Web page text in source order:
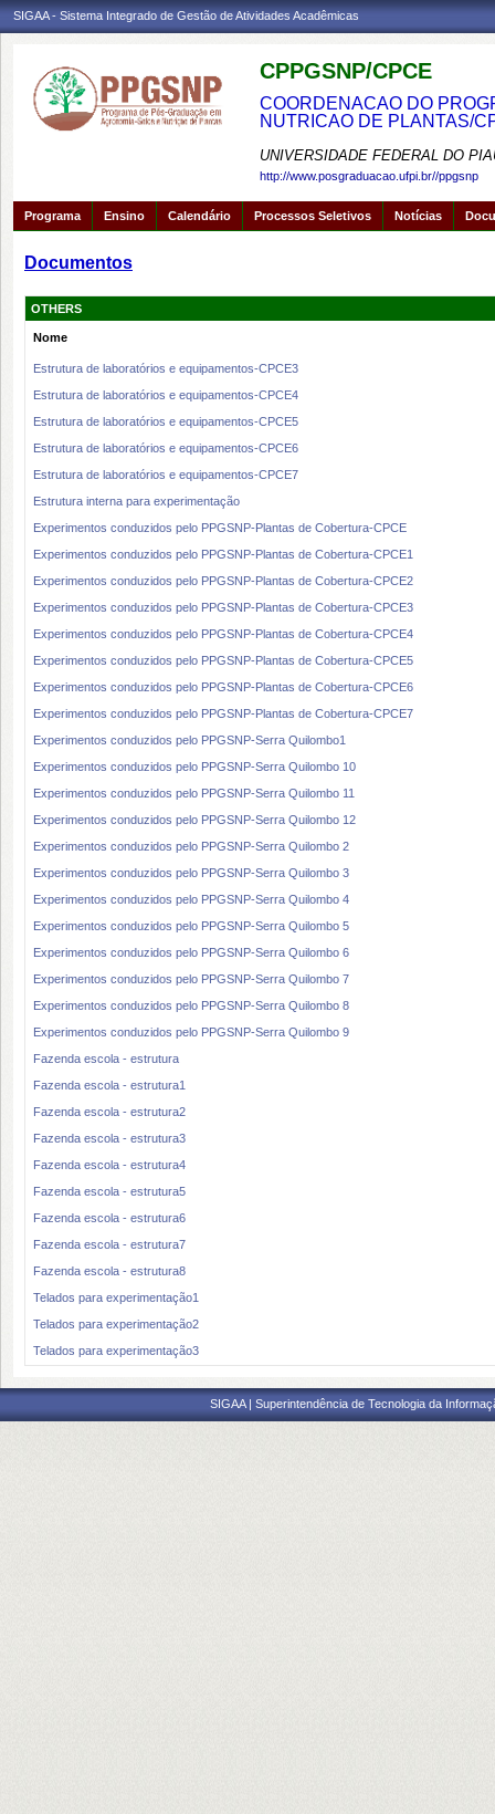
SIGAA - Sistema Integrado de Gestão de Atividades Acadêmicas
CPPGSNP/CPCE
COORDENACAO DO
NUTRICAO DE PLANTAS/
UNIVERSIDADE FEDERAL DO
http://www.posgraduacao.ufpi.br//ppgsnp
Programa Ensino Calendário Processos Seletivos Notícias
Documentos
OTHERS
Nome
Estrutura de laboratórios e equipamentos-CPCE3
Estrutura de laboratórios e equipamentos-CPCE4
Estrutura de laboratórios e equipamentos-CPCE5
Estrutura de laboratórios e equipamentos-CPCE6
Estrutura de laboratórios e equipamentos-CPCE7
Estrutura interna para experimentação
Experimentos conduzidos pelo PPGSNP-Plantas de Cobertura-CPCE
Experimentos conduzidos pelo PPGSNP-Plantas de Cobertura-CPCE1
Experimentos conduzidos pelo PPGSNP-Plantas de Cobertura-CPCE2
Experimentos conduzidos pelo PPGSNP-Plantas de Cobertura-CPCE3
Experimentos conduzidos pelo PPGSNP-Plantas de Cobertura-CPCE4
Experimentos conduzidos pelo PPGSNP-Plantas de Cobertura-CPCE5
Experimentos conduzidos pelo PPGSNP-Plantas de Cobertura-CPCE6
Experimentos conduzidos pelo PPGSNP-Plantas de Cobertura-CPCE7
Experimentos conduzidos pelo PPGSNP-Serra Quilombo1
Experimentos conduzidos pelo PPGSNP-Serra Quilombo 10
Experimentos conduzidos pelo PPGSNP-Serra Quilombo 11
Experimentos conduzidos pelo PPGSNP-Serra Quilombo 12
Experimentos conduzidos pelo PPGSNP-Serra Quilombo 2
Experimentos conduzidos pelo PPGSNP-Serra Quilombo 3
Experimentos conduzidos pelo PPGSNP-Serra Quilombo 4
Experimentos conduzidos pelo PPGSNP-Serra Quilombo 5
Experimentos conduzidos pelo PPGSNP-Serra Quilombo 6
Experimentos conduzidos pelo PPGSNP-Serra Quilombo 7
Experimentos conduzidos pelo PPGSNP-Serra Quilombo 8
Experimentos conduzidos pelo PPGSNP-Serra Quilombo 9
Fazenda escola - estrutura
Fazenda escola - estrutura1
Fazenda escola - estrutura2
Fazenda escola - estrutura3
Fazenda escola - estrutura4
Fazenda escola - estrutura5
Fazenda escola - estrutura6
Fazenda escola - estrutura7
Fazenda escola - estrutura8
Telados para experimentação1
Telados para experimentação2
Telados para experimentação3
SIGAA | Superintendência de Tecnologia da